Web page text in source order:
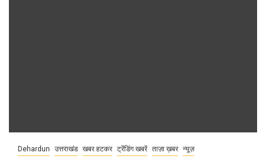
Dehardun उत्तराखंड खबर हटकर ट्रेंडिंग खबरें ताज़ा ख़बर न्यूज़